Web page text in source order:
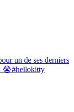
un de ses derniers
😭#hellokitty